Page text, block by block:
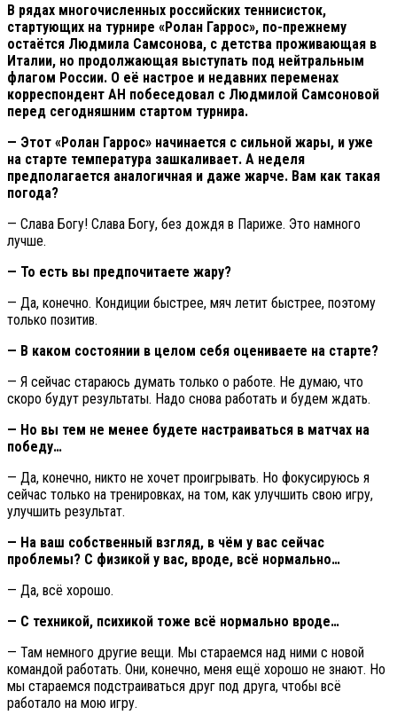
В рядах многочисленных российских теннисисток,
стартующих на турнире «Ролан Гаррос», по-прежнему
остаётся Людмила Самсонова, с детства проживающая в
Италии, но продолжающая выступать под нейтральным
флагом России. О её настрое и недавних переменах
корреспондент АН побеседовал с Людмилой Самсоновой
перед сегодняшним стартом турнира.
— Этот «Ролан Гаррос» начинается с сильной жары, и уже
на старте температура зашкаливает. А неделя
предполагается аналогичная и даже жарче. Вам как такая
погода?
— Слава Богу! Слава Богу, без дождя в Париже. Это намного
лучше.
— То есть вы предпочитаете жару?
— Да, конечно. Кондиции быстрее, мяч летит быстрее, поэтому
только позитив.
— В каком состоянии в целом себя оцениваете на старте?
— Я сейчас стараюсь думать только о работе. Не думаю, что
скоро будут результаты. Надо снова работать и будем ждать.
— Но вы тем не менее будете настраиваться в матчах на
победу…
— Да, конечно, никто не хочет проигрывать. Но фокусируюсь я
сейчас только на тренировках, на том, как улучшить свою игру,
улучшить результат.
— На ваш собственный взгляд, в чём у вас сейчас
проблемы? С физикой у вас, вроде, всё нормально…
— Да, всё хорошо.
— С техникой, психикой тоже всё нормально вроде…
— Там немного другие вещи. Мы стараемся над ними с новой
командой работать. Они, конечно, меня ещё хорошо не знают. Но
мы стараемся подстраиваться друг под друга, чтобы всё
работало на мою игру.